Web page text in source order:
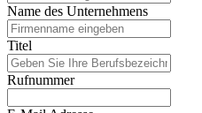
Name des Unternehmens
Titel
Rufnummer